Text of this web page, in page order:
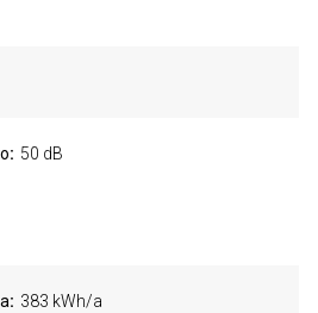
50 dB
383 kWh/a